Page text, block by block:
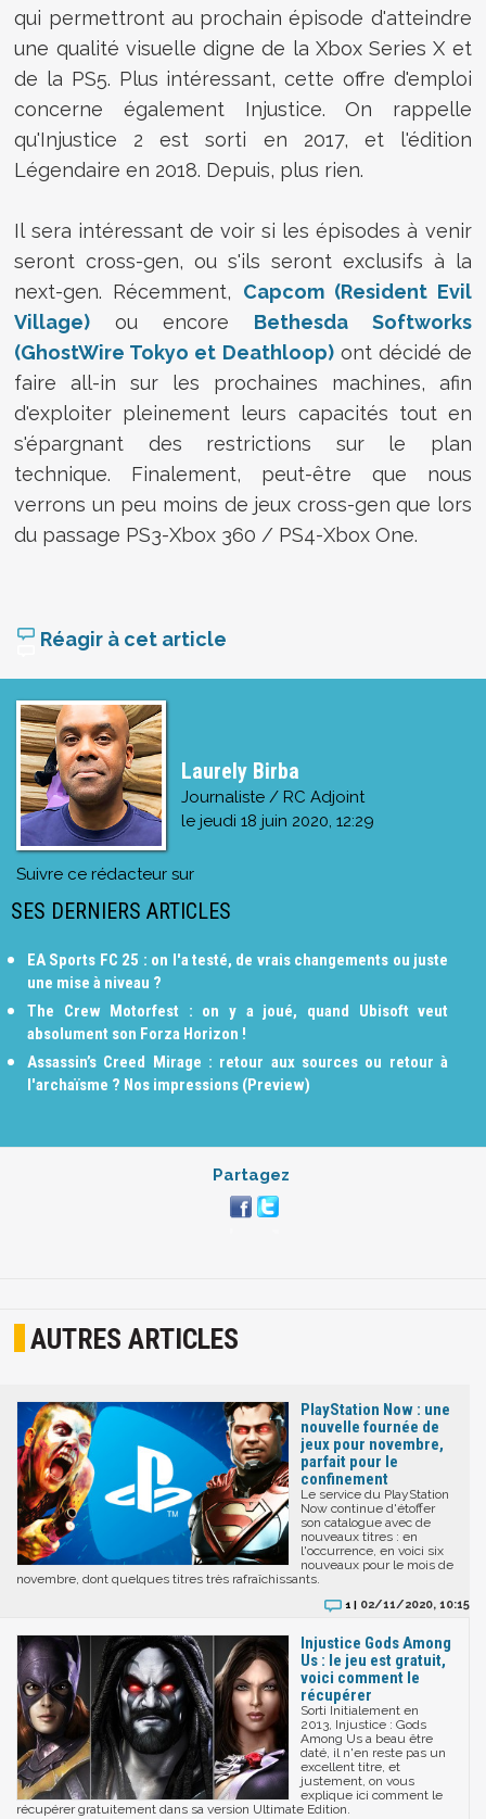
qui permettront au prochain épisode d'atteindre
une qualité visuelle digne de la Xbox Series X et
de la PS5. Plus intéressant, cette offre d'emploi
concerne également Injustice. On rappelle
qu'Injustice 2 est sorti en 2017, et l'édition
Légendaire en 2018. Depuis, plus rien.
Il sera intéressant de voir si les épisodes à venir
seront cross-gen, ou s'ils seront exclusifs à la
next-gen. Récemment, Capcom (Resident Evil
Village) ou encore Bethesda Softworks
(GhostWire Tokyo et Deathloop)ont décidé de
faire all-in sur les prochaines machines, afin
d'exploiter pleinement leurs capacités tout en
s'épargnant des restrictions sur le plan
technique. Finalement, peut-être que nous
verrons un peu moins de jeux cross-gen que lors
du passage PS3-Xbox 360 / PS4-Xbox One.
Réagir à cet article
Laurely Birba
Journaliste / RC Adjoint
le jeudi 18 juin 2020, 12:29
Suivre ce rédacteur sur
SES DERNIERS ARTICLES
EA Sports FC 25 : on l'a testé, de vrais changements ou juste
une mise à niveau ?
The Crew Motorfest : on y a joué, quand Ubisoft veut
absolument son Forza Horizon !
Assassin’s Creed Mirage : retour aux sources ou retour à
l'archaïsme ? Nos impressions (Preview)
Partagez
AUTRES ARTICLES
PlayStation Now : une
nouvelle fournée de
jeux pour novembre,
parfait pour le
confinement
Le service du PlayStation
Now continue d'étoffer
son catalogue avec de
nouveaux titres : en
l'occurrence, en voici six
nouveaux pour le mois de
novembre, dont quelques titres très rafraîchissants.
1 | 02/11/2020, 10:15
Injustice Gods Among
Us : le jeu est gratuit,
voici comment le
récupérer
Sorti Initialement en
2013, Injustice : Gods
Among Us a beau être
daté, il n'en reste pas un
excellent titre, et
justement, on vous
explique ici comment le
récupérer gratuitement dans sa version Ultimate Edition.